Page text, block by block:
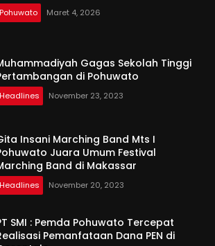
Pohuwato Maret 4, 2026
Gagas Sekolah Tinggi
di Pohuwato
Headlines November 23, 2023
Insani Marching Band Mts I
Juara Umum Festival
Band di Makassar
Headlines November 20, 2023
SMI : Pemda Pohuwato Tercepat
Pemanfataan Dana PEN di